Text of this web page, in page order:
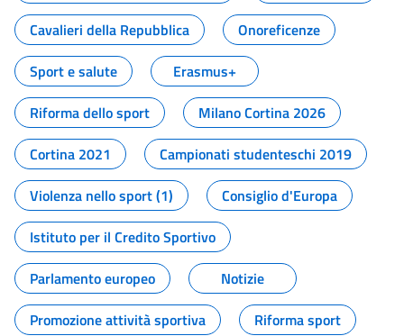
Cavalieri della Repubblica
Onoreficenze
Sport e salute
Erasmus+
Riforma dello sport
Milano Cortina 2026
Cortina 2021
Campionati studenteschi 2019
Violenza nello sport (1)
Consiglio d'Europa
Istituto per il Credito Sportivo
Parlamento europeo
Notizie
Promozione attività sportiva
Riforma sport